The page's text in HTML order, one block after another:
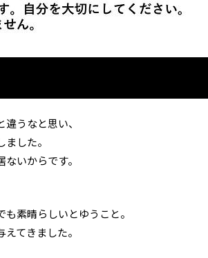
うなと思い、
した。
いからです。
素晴らしいとゆうこと。
てきました。